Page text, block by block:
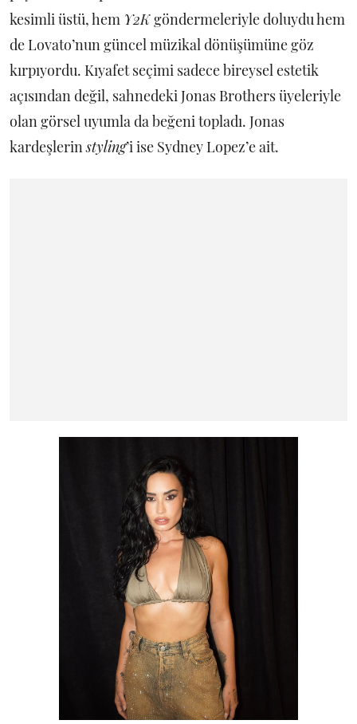
kesimli üstü, hem Y2Kgöndermeleriyle doluydu hem
de Lovato’nun güncel müzikal dönüşümüne göz
kırpıyordu. Kıyafet seçimi sadece bireysel estetik
açısından değil, sahnedeki Jonas Brothers üyeleriyle
olan görsel uyumla da beğeni topladı. Jonas
kardeşlerinstyling’i ise Sydney Lopez’e ait.